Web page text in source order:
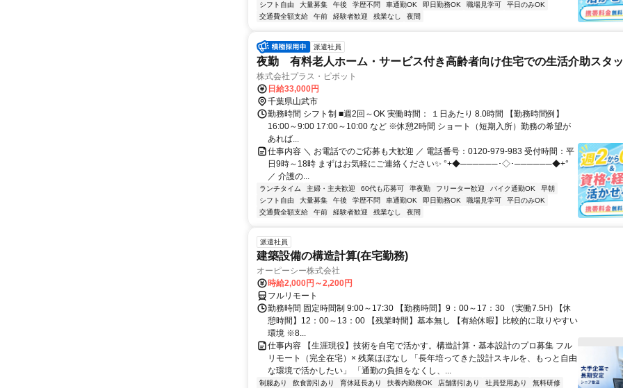
シフト自由
大量募集 午後 学歴不問 車通勤OK 即日勤務OK 職場見学可
平日のみOK
交通費全額支給
午前 経験者歓迎 残業なし 夜間
派遣社員
夜勤 有料老人ホーム・サービス付き高齢者向け住宅での生活介助スタ
株式会社プラス・ピボット
日給33,000円
千葉県山武市
勤務時間 シフト制 ■週2回～OK 実働時間： １日あたり 8.0時間 【勤務時間例】
16:00～9:00 17:00～10:00 など ※休憩2時間 ショート（短期入所）勤務の希望が
あれば...
仕事内容 ＼ お電話でのご応募も大歓迎 ／ 電話番号：0120-979-983 受付時間：平
日9時～18時 まずはお気軽にご連絡ください✨ °+◆──────･◇･──────◆+°
／ 介護の...
ランチタイム 主婦・主夫歓迎 60代も応募可 準夜勤 フリーター歓迎 バイク通勤OK
早朝
シフト自由
大量募集 午後 学歴不問 車通勤OK 即日勤務OK 職場見学可
平日のみOK
交通費全額支給
午前 経験者歓迎 残業なし 夜間
派遣社員
建築設備の構造計算(在宅勤務)
オーピーシー株式会社
時給2,000円～2,200円
フルリモート
勤務時間 固定時間制 9:00～17:30 【勤務時間】9：00～17：30 （実働7.5H) 【休
憩時間】12：00～13：00 【残業時間】基本無し 【有給休暇】比較的に取りやすい
環境 ※8...
仕事内容 【生涯現役】技術を自宅で活かす。構造計算・基本設計のプロ募集 フル
リモート（完全在宅）× 残業ほぼなし 「長年培ってきた設計スキルを、もっと自由
な環境で活かしたい」 「通勤の負担をなくし、...
制服あり 飲食割引あり 育休延長あり 扶養内勤務OK 店舗割引あり 社員登用あり
無料研修